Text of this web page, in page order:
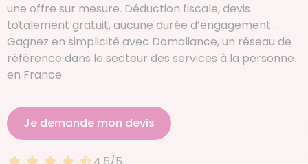
une offre sur mesure. Déduction fiscale, devis
totalement gratuit, aucune durée d’engagement…
Gagnez en simplicité avec Domaliance, un réseau de
référence dans le secteur des services à la personne
en France.
Je demande mon devis